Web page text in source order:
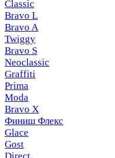
Classic
Bravo L
Bravo A
Twiggy
Bravo S
Neoclassic
Graffiti
Prima
Moda
Bravo X
Финиш Флекс
Glace
Gost